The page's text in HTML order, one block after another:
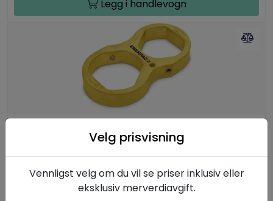
Legg i handlevogn
27-120mm & 1 1/6- 4 15/16 tommer
Ikke på lager
Velg prisvisning
Vennligst velg om du vil se priser inklusiv eller
eksklusiv merverdiavgift.